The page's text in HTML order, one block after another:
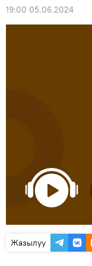
19:00 05.06.2024
Жазылуу